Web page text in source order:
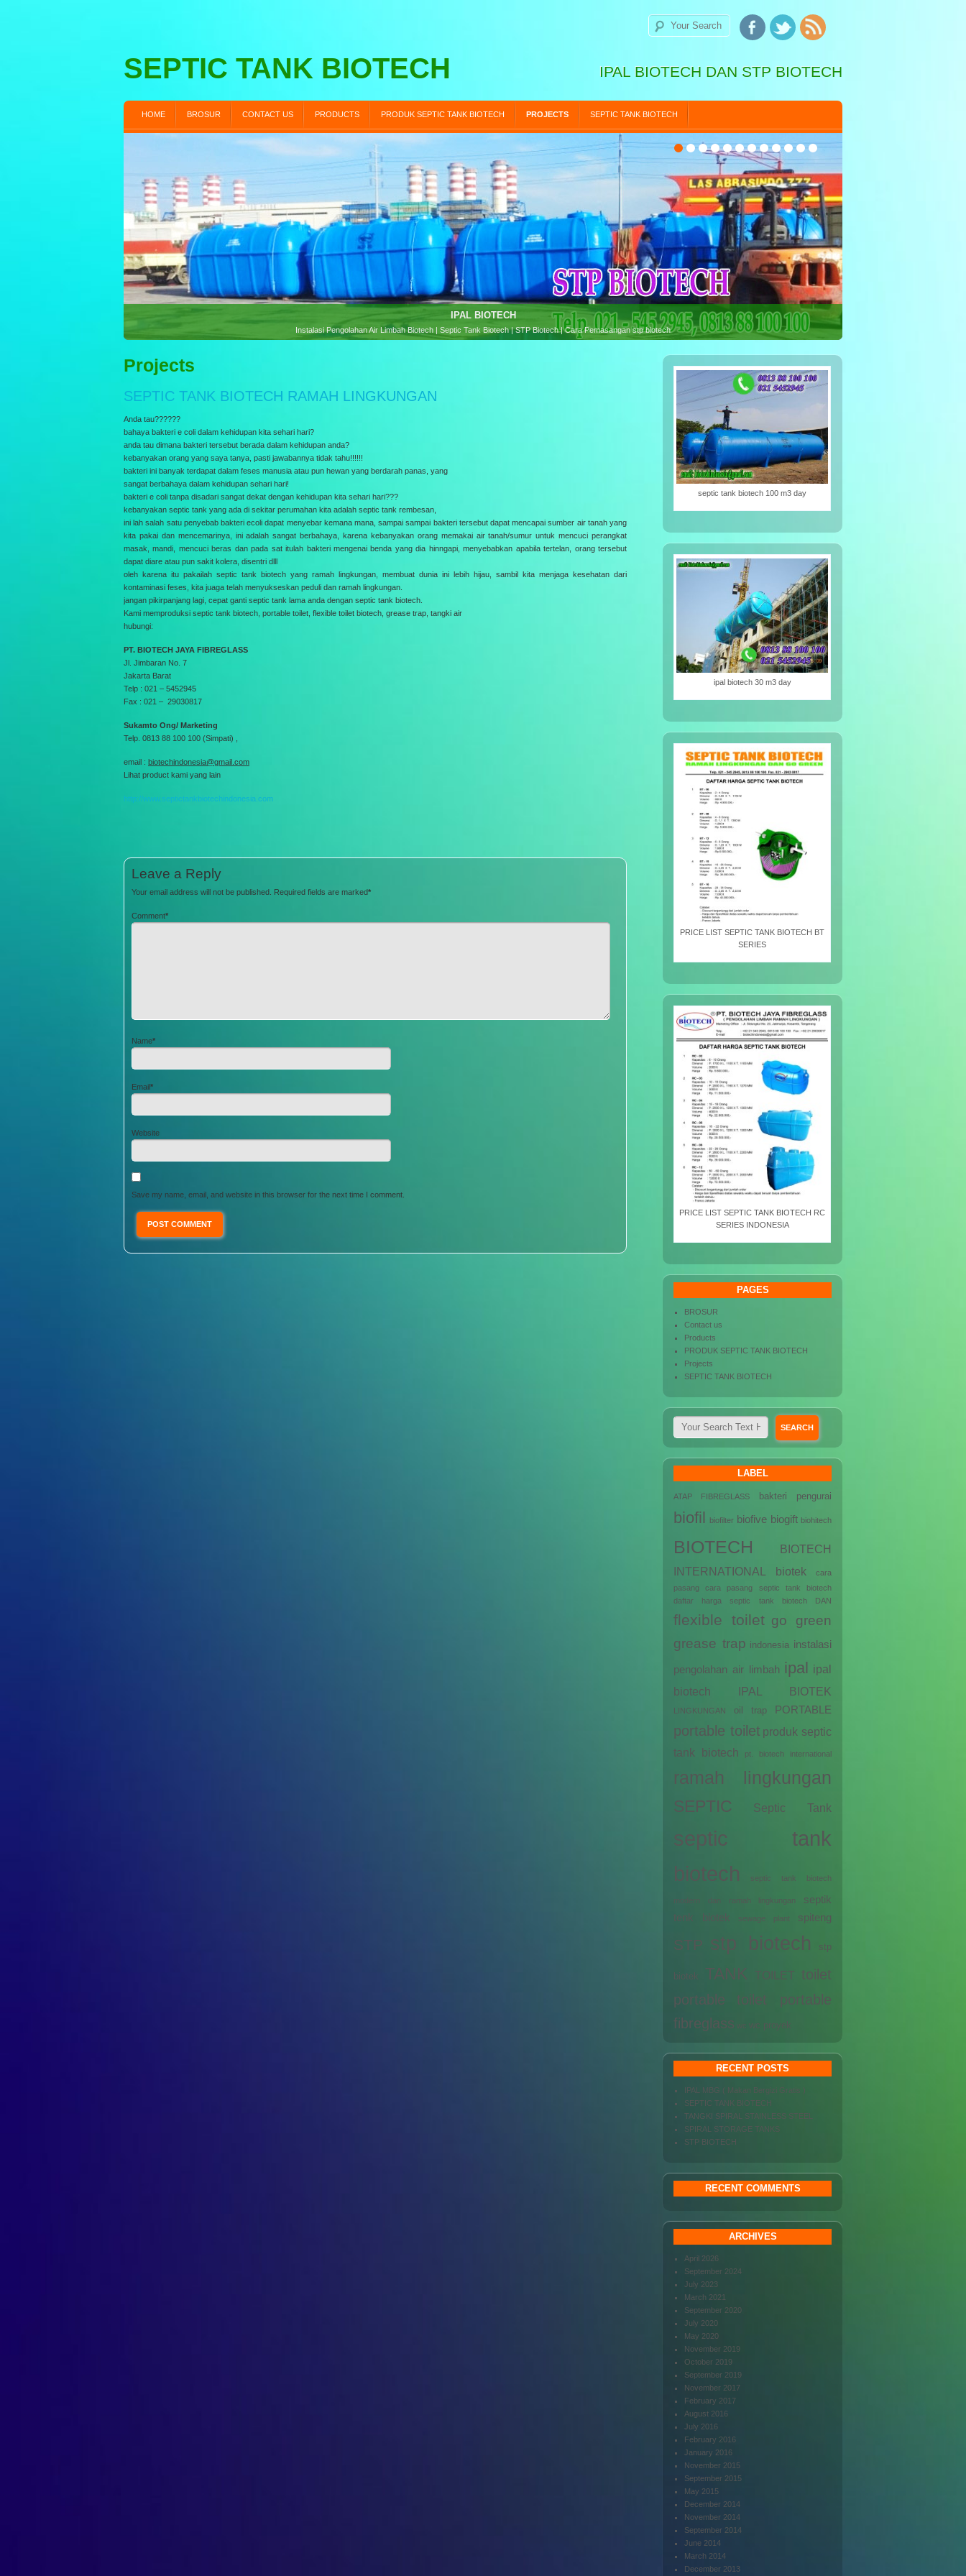
SEPTIC TANK BIOTECH IPAL BIOTECH DAN STP BIOTECH
HOME BROSUR CONTACT US PRODUCTS PRODUK SEPTIC TANK BIOTECH PROJECTS SEPTIC TANK BIOTECH
STP BIOTECH
Projects
SEPTIC TANK BIOTECH RAMAH LINGKUNGAN
Anda tau??????
bahaya bakteri e coli dalam kehidupan kita sehari hari?
anda tau dimana bakteri tersebut berada dalam kehidupan anda?
kebanyakan orang yang saya tanya, pasti jawabannya tidak tahu!!!!!!
bakteri ini banyak terdapat dalam feses manusia atau pun hewan yang berdarah panas, yang
sangat berbahaya dalam kehidupan sehari hari!
bakteri e coli tanpa disadari sangat dekat dengan kehidupan kita sehari hari???
kebanyakan septic tank yang ada di sekitar perumahan kita adalah septic tank rembesan,
ini lah salah satu penyebab bakteri ecoli dapat menyebar kemana mana, sampai sampai bakteri tersebut dapat mencapai sumber air tanah yang
kita pakai dan mencemarinya, ini adalah sangat berbahaya, karena kebanyakan orang memakai air tanah/sumur untuk mencuci perangkat
masak, mandi, mencuci beras dan pada sat itulah bakteri mengenai benda yang dia hinngapi, menyebabkan apabila tertelan, orang tersebut
dapat diare atau pun sakit kolera, disentri dlll
oleh karena itu pakailah septic tank biotech yang ramah lingkungan, membuat dunia ini lebih hijau, sambil kita menjaga kesehatan dari
kontaminasi feses, kita juaga telah menyukseskan peduli dan ramah lingkungan.
jangan pikirpanjang lagi, cepat ganti septic tank lama anda dengan septic tank biotech.
Kami memproduksi septic tank biotech, portable toilet, flexible toilet biotech, grease trap, tangki air
hubungi:
PT. BIOTECH JAYA FIBREGLASS
Jl. Jimbaran No. 7
Jakarta Barat
Telp : 021 – 5452945
Fax : 021 – 29030817
Sukamto Ong/ Marketing
Telp. 0813 88 100 100 (Simpati) ,
email : biotechindonesia@gmail.com
Lihat product kami yang lain
http://www.septictankbiotechindonesia.com
Leave a Reply
Your email address will not be published. Required fields are marked*
Comment*
Name*
Email*
Website
Save my name, email, and website in this browser for the next time I comment.
septic tank biotech 100 m3 day
ipal biotech 30 m3 day
PRICE LIST SEPTIC TANK BIOTECH BT
SERIES
PRICE LIST SEPTIC TANK BIOTECH RC
SERIES INDONESIA
PAGES
BROSUR
Contact us
Products
PRODUK SEPTIC TANK BIOTECH
Projects
SEPTIC TANK BIOTECH
LABEL
ATAP FIBREGLASS bakteri pengurai
biofil biofilter biofive biogift biohitech
BIOTECH
BIOTECH
INTERNATIONAL
biotek
cara
pasang
cara pasang septic tank biotech
daftar harga septic tank biotech
DAN
flexible toilet go green
grease trap indonesia instalasi
pengolahan air limbah ipal ipal
biotech
IPAL BIOTEK
LINGKUNGAN oil trap PORTABLE
portable toilet produk septic
tank biotech
pt. biotech international
ramah lingkungan
SEPTIC Septic Tank
septic tank
biotech
septic tank biotech
modern dan ramah lingkungan
septik
tenk biotek
sewage plant spiteng
STP stp biotech stp
biotek TANK TOILET
toilet
portable
toilet portable
fibreglass wc wc proyek
RECENT POSTS
IPAL MBG ( Makan Bergizi Gratis )
SEPTIC TANK BIOTECH
TANGKI SPIRAL STAINLESS STEEL
SPIRAL STORAGE TANKS
STP BIOTECH
RECENT COMMENTS
ARCHIVES
April 2026
September 2024
July 2023
March 2021
September 2020
July 2020
May 2020
November 2019
October 2019
September 2019
November 2017
February 2017
August 2016
July 2016
February 2016
January 2016
November 2015
September 2015
May 2015
December 2014
November 2014
September 2014
June 2014
March 2014
December 2013